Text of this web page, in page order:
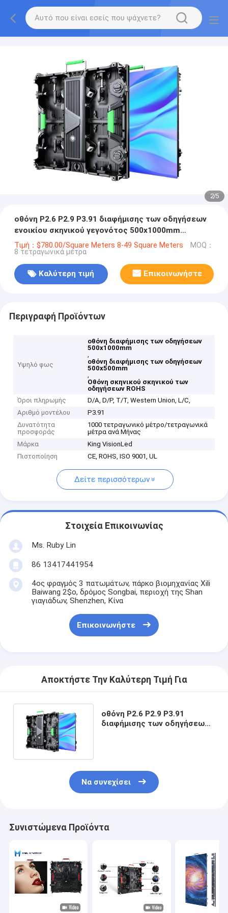
2/5
οθόνη P2.6 P2.9 P3.91 διαφήμισης των οδηγήσεων
ενοικίου σκηνικού γεγονότος 500x1000mm
500x500mm
Τιμή：$780.00/Square Meters 8-49 Square Meters MOQ：
8 τετραγωνικά μέτρα
Καλύτερη τιμή Επικοινωνήστε
Περιγραφή Προϊόντων
Υψηλό φως
οθόνη διαφήμισης των οδηγήσεων
500x1000mm
,
οθόνη διαφήμισης των οδηγήσεων
500x500mm
,
Οθόνη σκηνικού σκηνικού των
οδηγήσεων ROHS
Όροι πληρωμής
D/A, D/P, T/T, Western Union, L/C,
Αριθμό μοντέλου
P3.91
Δυνατότητα
προσφοράς
1000 τετραγωνικό μέτρο/τετραγωνικά
μέτρα ανά Μήνας
Μάρκα
King VisionLed
Πιστοποίηση
CE, ROHS, ISO 9001, UL
Δείτε περισσότερων
Στοιχεία Επικοινωνίας
Ms. Ruby Lin
86 13417441954
4ος φραγμός 3 πατωμάτων, πάρκο βιομηχανίας Xili
Baiwang 2$ο, δρόμος Songbai, περιοχή της Shan
γιαγιάδων, Shenzhen, Κίνα
Επικοινωνήστε
Αποκτήστε Την Καλύτερη Τιμή Για
οθόνη P2.6 P2.9 P3.91
διαφήμισης των οδηγήσεων
Να συνεχίσει
Συνιστώμενα Προϊόντα